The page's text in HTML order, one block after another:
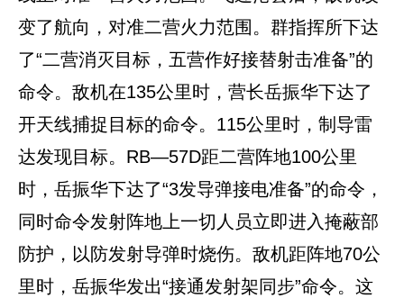
变了航向，对准二营火力范围。群指挥所下达
了“二营消灭目标，五营作好接替射击准备”的
命令。敌机在135公里时，营长岳振华下达了
开天线捕捉目标的命令。115公里时，制导雷
达发现目标。RB—57D距二营阵地100公里
时，岳振华下达了“3发导弹接电准备”的命令，
同时命令发射阵地上一切人员立即进入掩蔽部
防护，以防发射导弹时烧伤。敌机距阵地70公
里时，岳振华发出“接通发射架同步”命令。这